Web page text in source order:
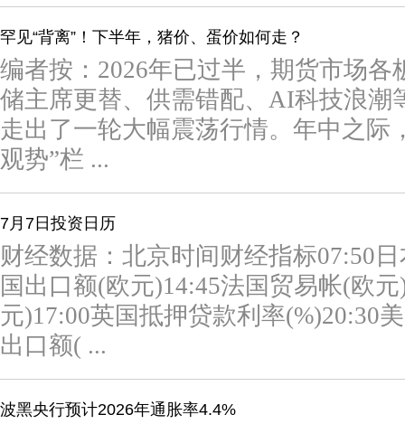
罕见“背离”！下半年，猪价、蛋价如何走？
编者按：2026年已过半，期货市场
储主席更替、供需错配、AI科技浪潮
走出了一轮大幅震荡行情。年中之际
观势”栏 ...
7月7日投资日历
财经数据：北京时间财经指标07:50
国出口额(欧元)14:45法国贸易帐(欧
元)17:00英国抵押贷款利率(%)20:30
出口额( ...
波黑央行预计2026年通胀率4.4%